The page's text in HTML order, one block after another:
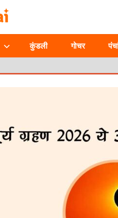
JOURNAL
–
ASTROSAGE
MAGAZINE
कुंडली गोचर